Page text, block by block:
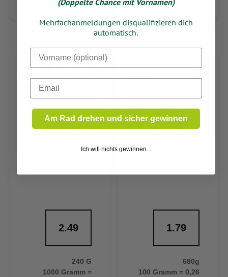
2.49
240 G
1000 Gramm =
1.79
680g
100 Gramm = 0,26
(Doppelte Chance mit Vornamen)
Mehrfachanmeldungen disqualifizieren dich
automatisch.
Dein Vorname
Email
Am Rad drehen und sicher gewinnen
Ich will nichts gewinnen...